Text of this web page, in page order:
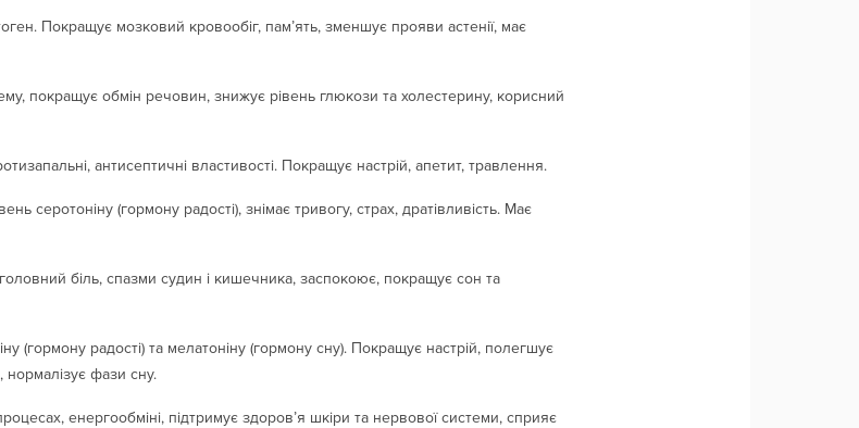
Покращує мозковий кровообіг, пам’ять, зменшує прояви астенії, має
покращує обмін речовин, знижує рівень глюкози та холестерину, корисний
антисептичні властивості. Покращує настрій, апетит, травлення.
серотоніну (гормону радості), знімає тривогу, страх, дратівливість. Має
біль, спазми судин і кишечника, заспокоює, покращує сон та
(гормону радості) та мелатоніну (гормону сну). Покращує настрій, полегшує
нормалізує фази сну.
енергообміні, підтримує здоров’я шкіри та нервової системи, сприяє